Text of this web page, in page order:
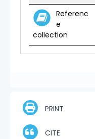
Referenc
e
collection
PRINT
CITE